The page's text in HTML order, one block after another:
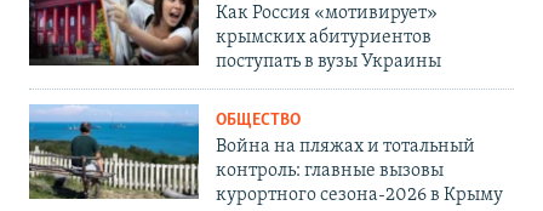
Как Россия «мотивирует»
крымских абитуриентов
поступать в вузы Украины
ОБЩЕСТВО
Война на пляжах и тотальный
контроль: главные вызовы
курортного сезона-2026 в Крыму